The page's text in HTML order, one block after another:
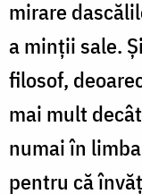
mirare
a minții sale.
filosof,
mai mult
numai în
pentru că